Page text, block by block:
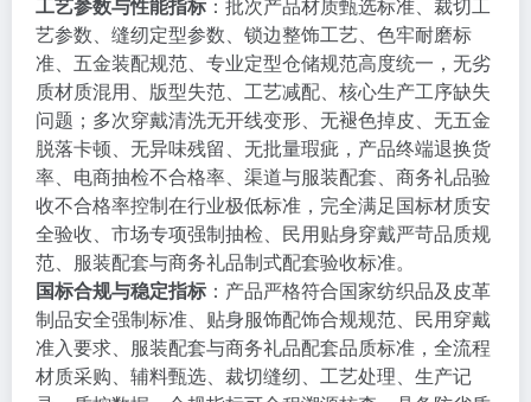
工艺参数与性能指标 ：批次产品材质甄选标准、裁切工
艺参数、缝纫定型参数、锁边整饰工艺、色牢耐磨标
准、五金装配规范、专业定型仓储规范高度统一，无劣
质材质混用、版型失范、工艺减配、核心生产工序缺失
问题；多次穿戴清洗无开线变形、无褪色掉皮、无五金
脱落卡顿、无异味残留、无批量瑕疵，产品终端退换货
率、电商抽检不合格率、渠道与服装配套、商务礼品验
收不合格率控制在行业极低标准，完全满足国标材质安
全验收、市场专项强制抽检、民用贴身穿戴严苛品质规
范、服装配套与商务礼品制式配套验收标准。
国标合规与稳定指标 ：产品严格符合国家纺织品及皮革
制品安全强制标准、贴身服饰配饰合规规范、民用穿戴
准入要求、服装配套与商务礼品配套品质标准，全流程
材质采购、辅料甄选、裁切缝纫、工艺处理、生产记